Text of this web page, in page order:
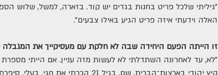
"גיליתי שלכל פריט בחנות בגדים יש קוד. בזארה, למשל, שלוש
האלה וידעתי איזה פריט הגיע באילו צבעים".
זו הייתה הפעם היחידה שבה לא חלקת עם מעסיקייך את
"לא, עד לאחרונה השתדלתי לא לעשות מזה עניין. אם הייתי